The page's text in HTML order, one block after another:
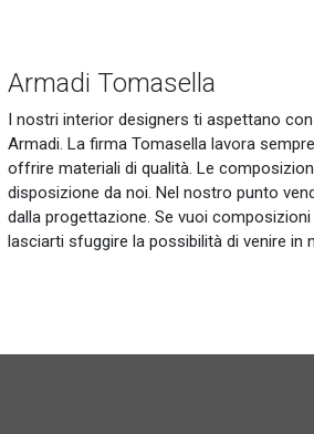
Armadi Tomasella
I nostri interior designers ti aspettano
Armadi. La firma Tomasella lavora
offrire materiali di qualità. Le
disposizione da noi. Nel nostro punto
dalla progettazione. Se vuoi
lasciarti sfuggire la possibilità di venire in